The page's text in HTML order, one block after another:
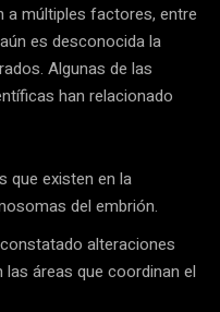
a múltiples factores, entre
es desconocida la
Algunas de las
han relacionado
que existen en la
del embrión.
alteraciones
áreas que coordinan el